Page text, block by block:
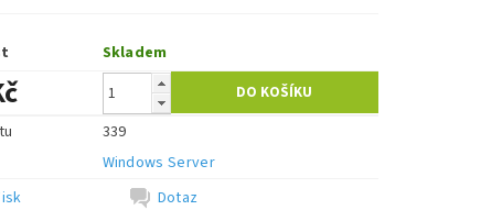
Skladem
339
Windows Server
Dotaz